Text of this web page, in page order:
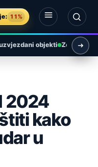
11%
objekti Zemlja i
2024
kako
u